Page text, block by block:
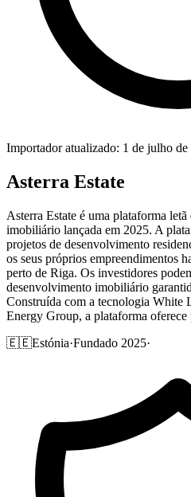
Importador atualizado: 1 de julho de
Asterra Estate
Asterra Estate é uma plataforma
imobiliário lançada em 2025. A
projetos de desenvolvimento
os seus próprios empreendimentos
perto de Riga. Os investidores
desenvolvimento imobiliário
Construída com a tecnologia White
Energy Group, a plataforma oferece
🇪🇪Estónia·Fundado 2025·